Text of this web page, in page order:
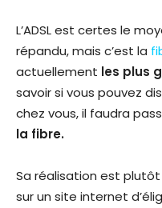
L’ADSL est certes le
répandu, mais c’est la
actuellement les plus
savoir si vous pouvez
chez vous, il faudra
la fibre.
Sa réalisation est
sur un site internet